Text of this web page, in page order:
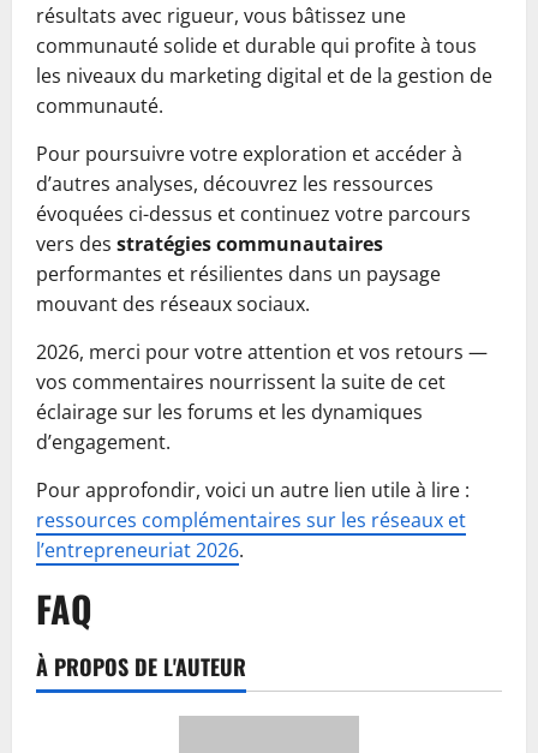
résultats avec rigueur, vous bâtissez une
communauté solide et durable qui profite à tous
les niveaux du marketing digital et de la gestion de
communauté.
Pour poursuivre votre exploration et accéder à
d’autres analyses, découvrez les ressources
évoquées ci-dessus et continuez votre parcours
vers des stratégies communautaires
performantes et résilientes dans un paysage
mouvant des réseaux sociaux.
2026, merci pour votre attention et vos retours —
vos commentaires nourrissent la suite de cet
éclairage sur les forums et les dynamiques
d’engagement.
Pour approfondir, voici un autre lien utile à lire :
ressources complémentaires sur les réseaux et
l’entrepreneuriat 2026.
FAQ
À PROPOS DE L'AUTEUR